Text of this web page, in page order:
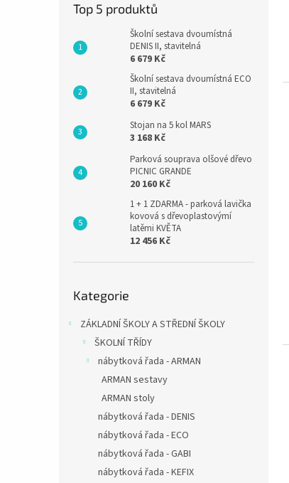
Top 5 produktů
Školní sestava dvoumístná
DENIS II, stavitelná
6 679 Kč
Školní sestava dvoumístná ECO
II, stavitelná
6 679 Kč
Stojan na 5 kol MARS
3 168 Kč
Parková souprava olšové dřevo
PICNIC GRANDE
20 160 Kč
1 + 1 ZDARMA - parková lavička
kovová s dřevoplastovýmí
latěmi KVĚTA
12 456 Kč
kategorie
Kategorie
ZÁKLADNÍ ŠKOLY A STŘEDNÍ ŠKOLY
ŠKOLNÍ TŘÍDY
nábytková řada - ARMAN
ARMAN sestavy
ARMAN stoly
nábytková řada - DENIS
nábytková řada - ECO
nábytková řada - GABI
nábytková řada - KEFIX